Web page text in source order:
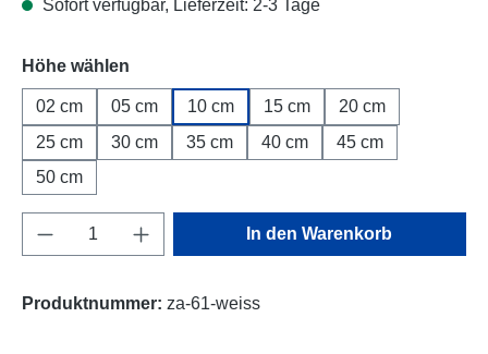
Sofort verfügbar, Lieferzeit: 2-3 Tage
Höhe wählen
02 cm 05 cm 10 cm 15 cm
20 cm
25 cm
30 cm 35 cm 40 cm
45 cm
50 cm
Produkt Anzahl: Gib den gewünschten
In den Warenkorb
Produktnummer: za-61-weiss